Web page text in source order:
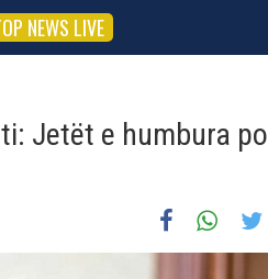
NEWS LIVE
Jetët e humbura po